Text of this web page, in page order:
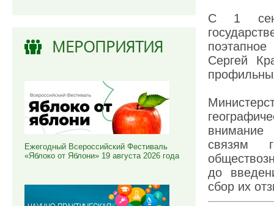
МЕРОПРИЯТИЯ
Ежегодный Всероссийский Фестиваль
«Яблоко от Яблони» 19 августа 2026 года
С 1
Сергей
внимание
связям
до
сбор их